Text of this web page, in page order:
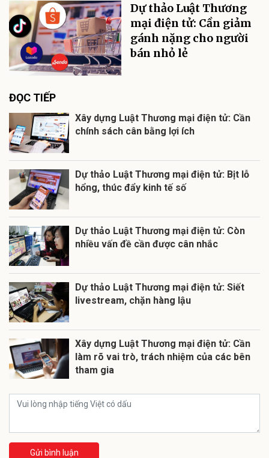
Dự thảo Luật Thương
mại điện tử: Cần giảm
gánh nặng cho người
bán nhỏ lẻ
ĐỌC TIẾP
Xây dựng Luật Thương mại điện tử: Cần
chính sách cân bằng lợi ích
Dự thảo Luật Thương mại điện tử: Bịt lỗ
hổng, thúc đẩy kinh tế số
Dự thảo Luật Thương mại điện tử: Còn
nhiều vấn đề cần được cân nhắc
Dự thảo Luật Thương mại điện tử: Siết
livestream, chặn hàng lậu
Xây dựng Luật Thương mại điện tử: Cần
làm rõ vai trò, trách nhiệm của các bên
tham gia
Gửi bình luận